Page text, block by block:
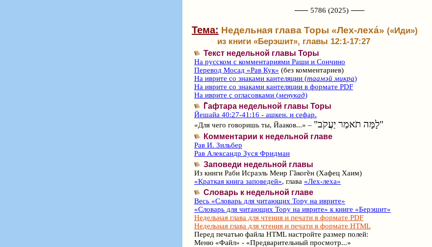
⸺ 5786 (2025) ⸺
Тема: Недельная глава Торы «Лех-леха́» («Иди»)
из книги «Берэшит», главы 12:1-17:27
Текст недельной главы Торы
На русском с комментариями Раши и Сончино
Перевод Мосад «Рав Кук» (без комментариев)
На иврите со знаками кантеляции (таамэй микра)
На иврите со знаками кантеляции в формате PDF
На иврите с огласовками (менукад)
Г̃афтара недельной главы Торы
Йешайа 40:27-41:16 - ашкен. и сефар.
«Для чего говоришь ты, Йааков...» –
"לָמָּה תֹאמַר יַעֲקֹב"
Комментарии к недельной главе
Рав И. Зильбер
Рав Александр Зуся Фридман
Заповеди недельной главы
Из книги Раби Исраэль Меир Г̃аког̃ен (Хафец Хаим)
«Краткая книга заповедей», глава «Лех-леха»
Словарь к недельной главе
Весь «Словарь для читающих Тору на иврите»
«Словарь для читающих Тору на иврите» к книге «Берэшит»
Недельная глава для чтения и печати в формате PDF
Недельная глава для чтения и печати в формате HTML
Перед печатью файла HTML настройте размер полей:
Меню «Файл» - «Предварительный просмотр...»